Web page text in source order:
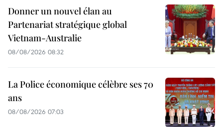
Donner un nouvel élan au
Partenariat stratégique global
Vietnam-Australie
08/08/2026 08:32
La Police économique célèbre ses 70
ans
08/08/2026 07:03